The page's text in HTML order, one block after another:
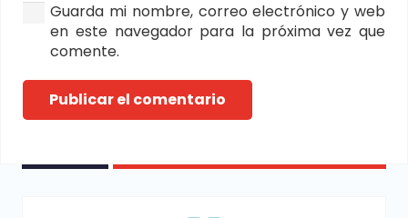
Guarda mi nombre, correo electrónico y web
en este navegador para la próxima vez que
comente.
Publicar el comentario